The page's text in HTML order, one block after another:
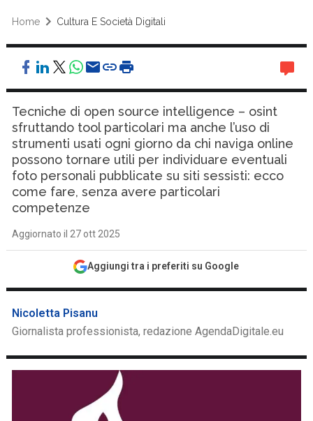
Home Cultura E Società Digitali
Tecniche di open source intelligence – osint
sfruttando tool particolari ma anche l’uso di
strumenti usati ogni giorno da chi naviga online
possono tornare utili per individuare eventuali
foto personali pubblicate su siti sessisti: ecco
come fare, senza avere particolari
competenze
Aggiornato il 27 ott 2025
Aggiungi tra i preferiti su Google
Nicoletta Pisanu
Giornalista professionista, redazione AgendaDigitale.eu